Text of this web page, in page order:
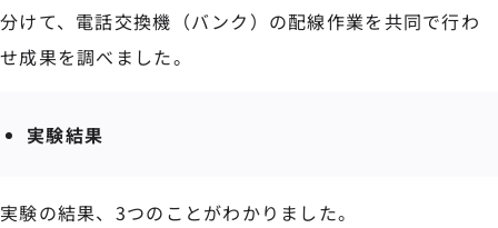
分けて、電話交換機（バンク）の配線作業を共同で行わ
せ成果を調べました。
実験結果
実験の結果、3つのことがわかりました。